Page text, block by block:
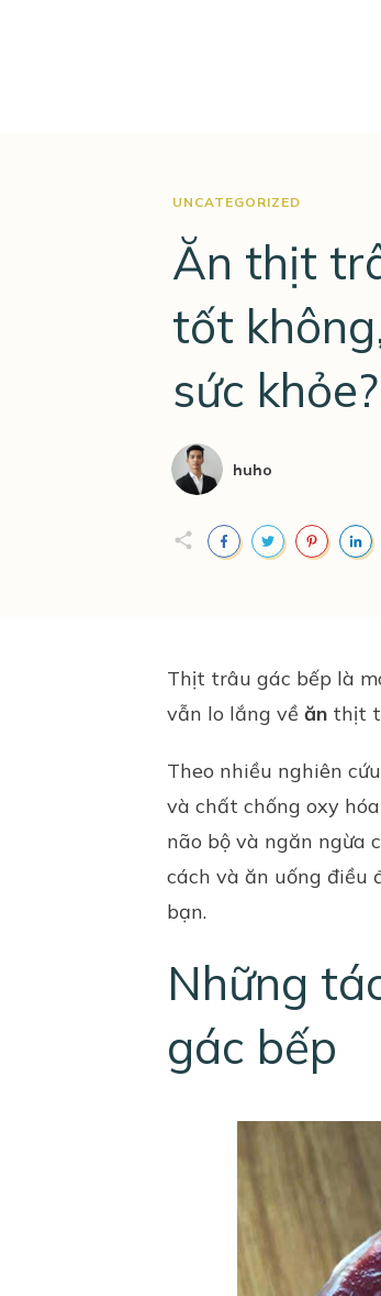
UNCATEGORIZED
Ăn thịt
tốt
sức khỏe?
huho
Thịt trâu gác bếp là
vẫn lo lắng về ăn thịt
Theo nhiều nghiên
và chất chống oxy
não bộ và ngăn ngừa
cách và ăn uống điều
bạn.
Những
gác bếp